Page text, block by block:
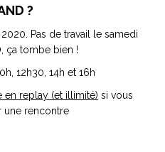
?
Pas de travail le samedi
ça tombe bien !
12h30, 14h et 16h
en replay (et illimité) si vous
une rencontre